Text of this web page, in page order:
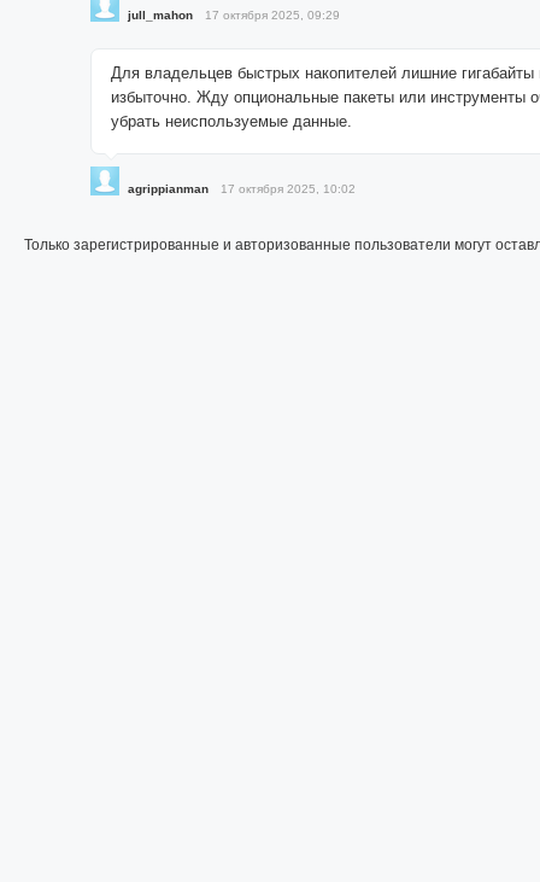
jull_mahon 17 октября 2025, 09:29
Для владельцев быстрых накопителей лишние гигабайты
избыточно. Жду опциональные пакеты или инструменты
убрать неиспользуемые данные.
agrippianman 17 октября 2025, 10:02
Только зарегистрированные и авторизованные пользователи могут